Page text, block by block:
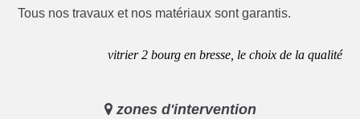
Tous nos travaux et nos matériaux sont garantis.
vitrier 2 bourg en bresse, le choix de la qualité
zones d'intervention